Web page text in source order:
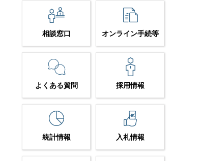
相談窓口 オンライン手続等
よくある質問 採用情報
統計情報 入札情報